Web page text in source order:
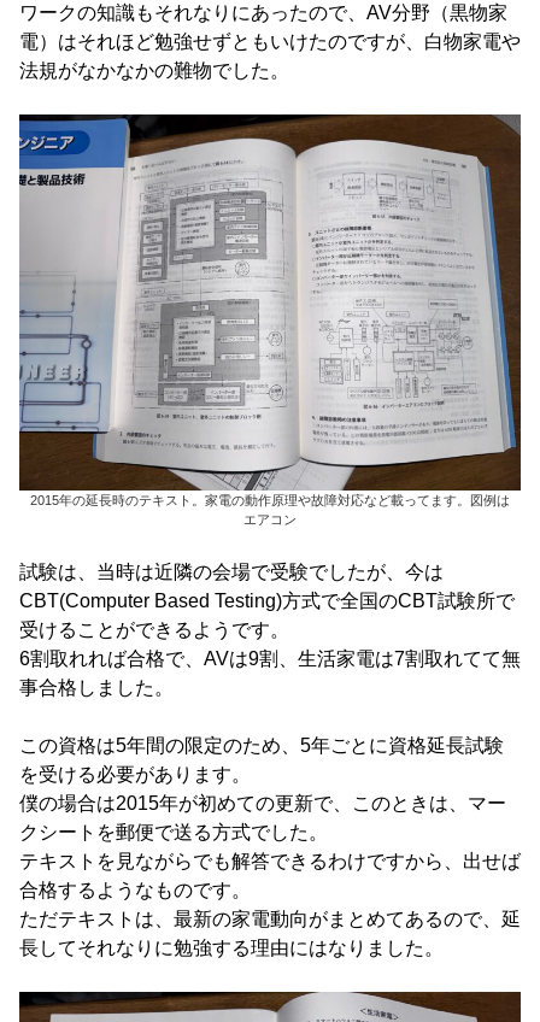
ワークの知識もそれなりにあったので、AV分野（黒物家
電）はそれほど勉強せずともいけたのですが、白物家電や
法規がなかなかの難物でした。
2015年の延長時のテキスト。家電の動作原理や故障対応など載ってます。図例は
エアコン
試験は、当時は近隣の会場で受験でしたが、今は
CBT(Computer Based Testing)方式で全国のCBT試験所で
受けることができるようです。
6割取れれば合格で、AVは9割、生活家電は7割取れてて無
事合格しました。
この資格は5年間の限定のため、5年ごとに資格延長試験
を受ける必要があります。
僕の場合は2015年が初めての更新で、このときは、マー
クシートを郵便で送る方式でした。
テキストを見ながらでも解答できるわけですから、出せば
合格するようなものです。
ただテキストは、最新の家電動向がまとめてあるので、延
長してそれなりに勉強する理由にはなりました。